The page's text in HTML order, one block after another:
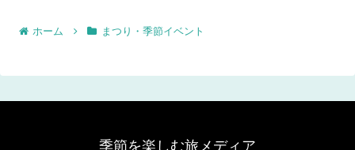
ホーム まつり・季節イベント
季節を楽しむ旅メディア